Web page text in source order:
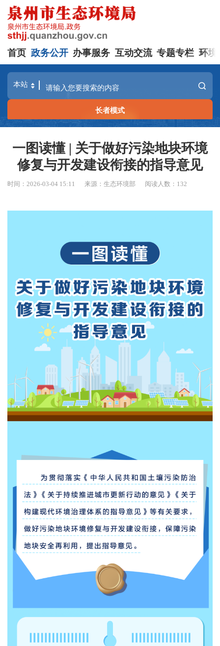
首页 政务公开 办事服务 互动交流 专题专栏 环境
长者模式
一图读懂 | 关于做好污染地块环境
修复与开发建设衔接的指导意见
时间：2026-03-04 15:11 来源：生态环境部 阅读人数： 132